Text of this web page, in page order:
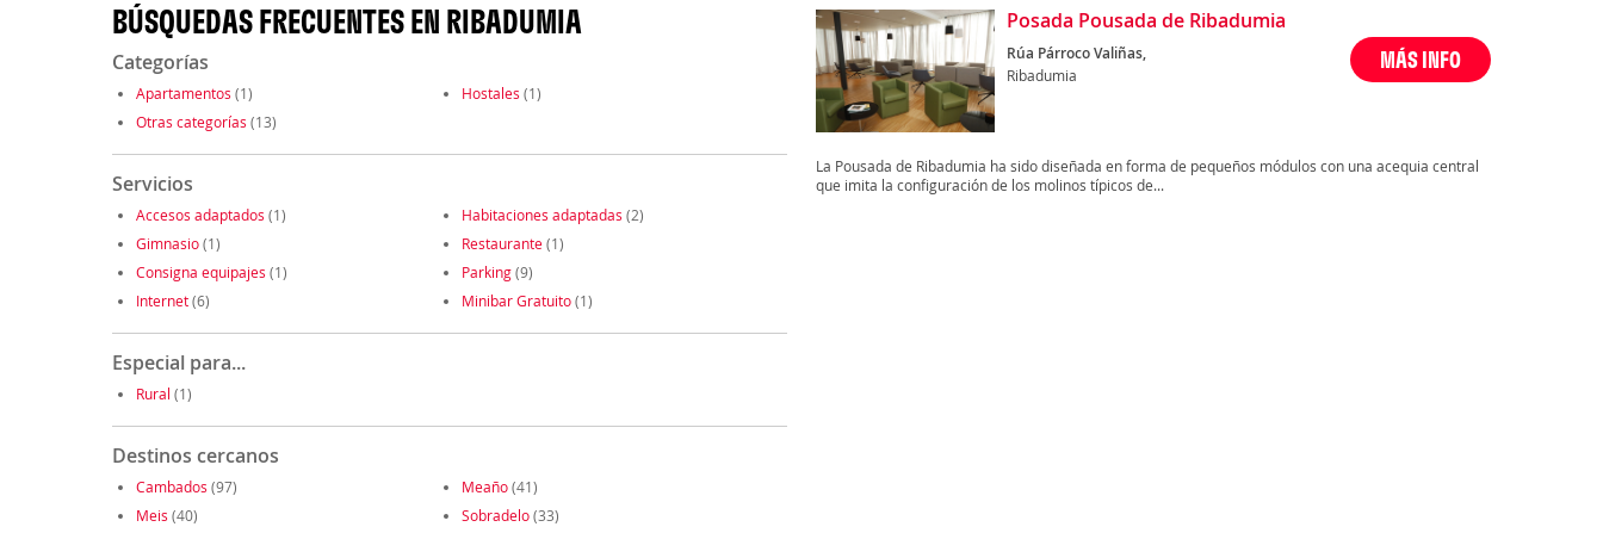
BÚSQUEDAS FRECUENTES EN RIBADUMIA
Categorías
Apartamentos (1) Hostales (1)
Otras categorías (13)
Servicios
Accesos adaptados (1) Habitaciones adaptadas (2)
Gimnasio(1) Restaurante(1)
Consigna equipajes (1) Parking(9)
Internet(6) Minibar Gratuito(1)
Especial para...
Rural (1)
Destinos cercanos
Cambados (97) Meaño(41)
Meis (40) Sobradelo(33)
Posada Pousada de Ribadumia
Rúa Párroco Valiñas,
Ribadumia
MÁS INFO
La Pousada de Ribadumia ha sido diseñada en forma de pequeños módulos con una acequia central
que imita la configuración de los molinos típicos de...